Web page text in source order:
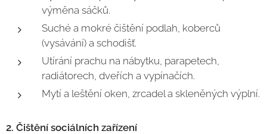
výměna sáčků.
Suché a mokré čištění podlah, koberců
(vysávání) a schodišť.
Utírání prachu na nábytku, parapetech,
radiátorech, dveřích a vypínačích.
Mytí a leštění oken, zrcadel a skleněných výplní.
2. Čištění sociálních zařízení